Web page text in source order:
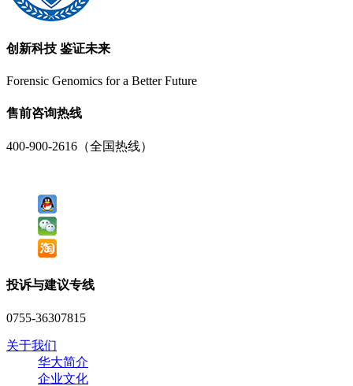
创新科技 鉴证未来
Forensic Genomics for a Better Future
售前咨询热线
400-900-2616（全国热线）
投诉与建议专线
0755-36307815
关于我们
华大简介
企业文化